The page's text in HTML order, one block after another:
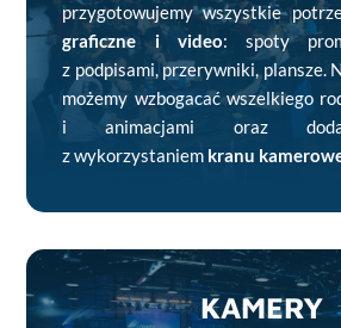
przygotowujemy wszystkie
graficzne i video: spoty
z podpisami, przerywniki, plansze.
możemy wzbogacać wszelkiego
i animacjami oraz
z wykorzystaniem kranu
KAMERY